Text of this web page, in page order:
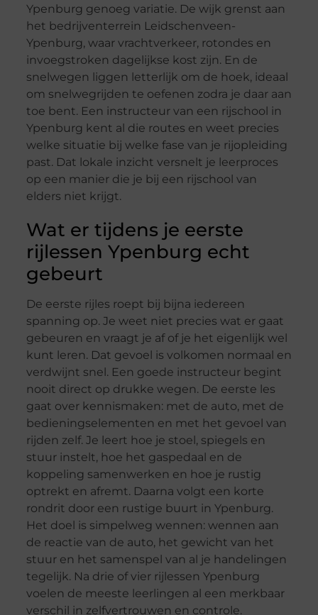
Ypenburg genoeg variatie. De wijk grenst aan
het bedrijventerrein Leidschenveen-
Ypenburg, waar vrachtverkeer, rotondes en
invoegstroken dagelijkse kost zijn. En de
snelwegen liggen letterlijk om de hoek, ideaal
om snelwegrijden te oefenen zodra je daar aan
toe bent. Een instructeur van een rijschool in
Ypenburg kent al die routes en weet precies
welke situatie bij welke fase van je rijopleiding
past. Dat lokale inzicht versnelt je leerproces
op een manier die je bij een rijschool van
elders niet krijgt.
Wat er tijdens je eerste
rijlessen Ypenburg echt
gebeurt
De eerste rijles roept bij bijna iedereen
spanning op. Je weet niet precies wat er gaat
gebeuren en vraagt je af of je het eigenlijk wel
kunt leren. Dat gevoel is volkomen normaal en
verdwijnt snel. Een goede instructeur begint
nooit direct op drukke wegen. De eerste les
gaat over kennismaken: met de auto, met de
bedieningselementen en met het gevoel van
rijden zelf. Je leert hoe je stoel, spiegels en
stuur instelt, hoe het gaspedaal en de
koppeling samenwerken en hoe je rustig
optrekt en afremt. Daarna volgt een korte
rondrit door een rustige buurt in Ypenburg.
Het doel is simpelweg wennen: wennen aan
de reactie van de auto, het gewicht van het
stuur en het samenspel van al je handelingen
tegelijk. Na drie of vier rijlessen Ypenburg
voelen de meeste leerlingen al een merkbaar
verschil in zelfvertrouwen en controle.